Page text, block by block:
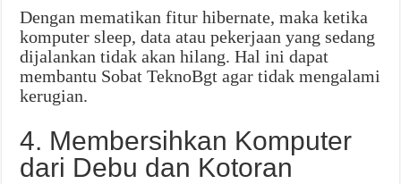
Dengan mematikan fitur hibernate, maka ketika
komputer sleep, data atau pekerjaan yang sedang
dijalankan tidak akan hilang. Hal ini dapat
membantu Sobat TeknoBgt agar tidak mengalami
kerugian.
4. Membersihkan Komputer
dari Debu dan Kotoran